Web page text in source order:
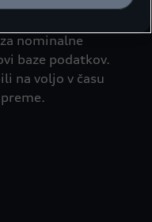
vozilo.
nominalne
baze podatkov.
na voljo v času